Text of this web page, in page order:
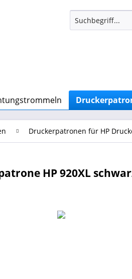
Druckerpatronen für HP
HP 920XL